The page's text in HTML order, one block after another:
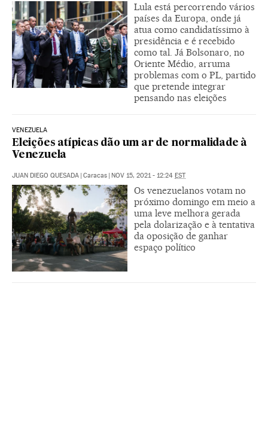
Lula está percorrendo vários
países da Europa, onde já
atua como candidatíssimo à
presidência e é recebido
como tal. Já Bolsonaro, no
Oriente Médio, arruma
problemas com o PL, partido
que pretende integrar
pensando nas eleições
VENEZUELA
Eleições atípicas dão um ar de normalidade à
Venezuela
JUAN DIEGO QUESADA | Caracas | NOV 15, 2021 - 12:24 EST
Os venezuelanos votam no
próximo domingo em meio a
uma leve melhora gerada
pela dolarização e à tentativa
da oposição de ganhar
espaço político